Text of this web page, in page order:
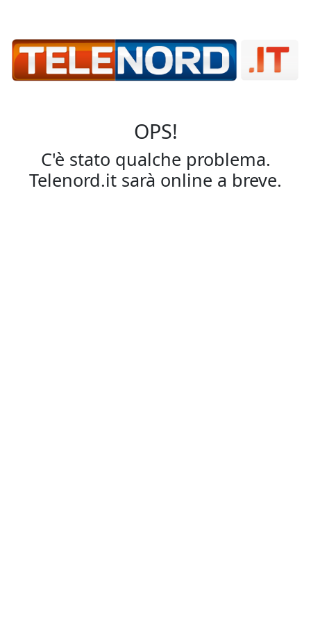
OPS!
C'è stato qualche problema.
Telenord.it sarà online a breve.